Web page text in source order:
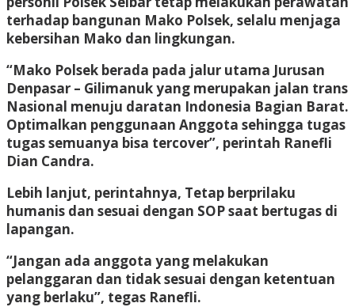
terhadap bangunan Mako Polsek, selalu menjaga
kebersihan Mako dan lingkungan.
“Mako Polsek berada pada jalur utama Jurusan
Denpasar – Gilimanuk yang merupakan jalan trans
Nasional menuju daratan Indonesia Bagian Barat.
Optimalkan penggunaan Anggota sehingga tugas
tugas semuanya bisa tercover”, perintah Ranefli
Dian Candra.
Lebih lanjut, perintahnya, Tetap berprilaku
humanis dan sesuai dengan SOP saat bertugas di
lapangan.
“Jangan ada anggota yang melakukan
pelanggaran dan tidak sesuai dengan ketentuan
yang berlaku”, tegas Ranefli.